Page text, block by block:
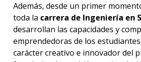
Además, desde un primer
toda la carrera de Ingeniería en
desarrollan las capacidades y
emprendedoras de los
carácter creativo e innovador del